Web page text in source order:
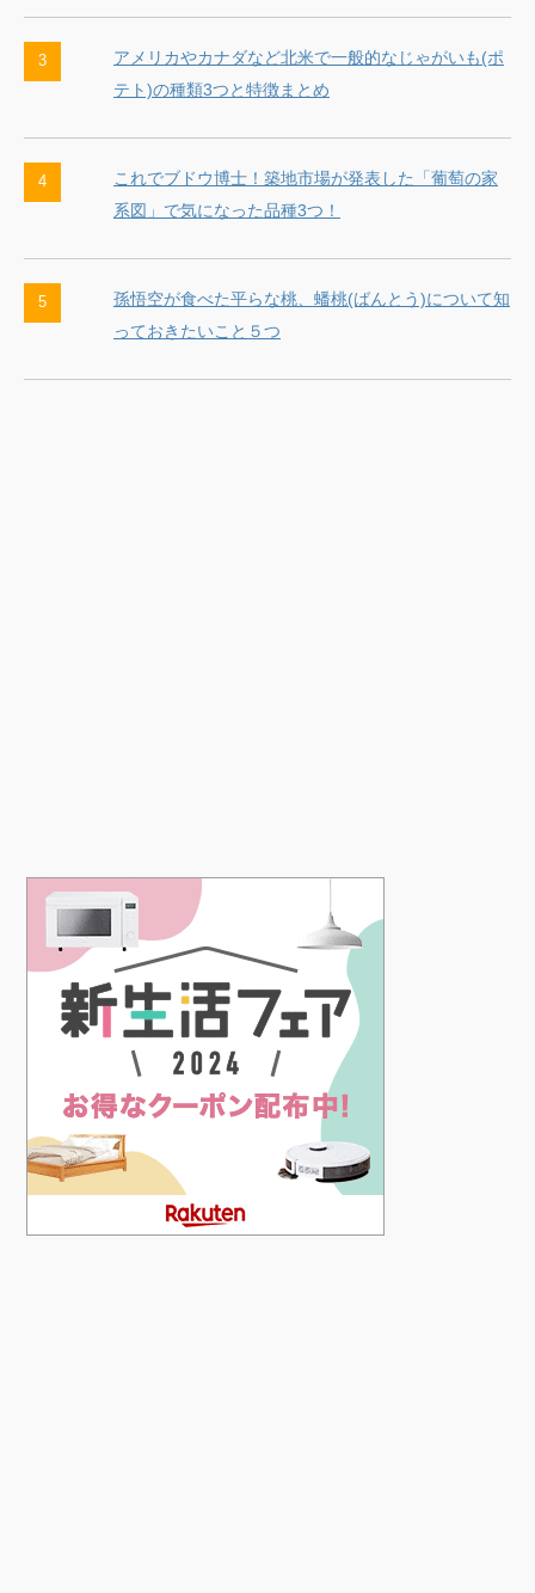
アメリカやカナダなど北米で一般的なじゃがいも(ポ
テト)の種類3つと特徴まとめ
これでブドウ博士！築地市場が発表した「葡萄の家
系図」で気になった品種3つ！
孫悟空が食べた平らな桃、蟠桃(ばんとう)について知
っておきたいこと５つ